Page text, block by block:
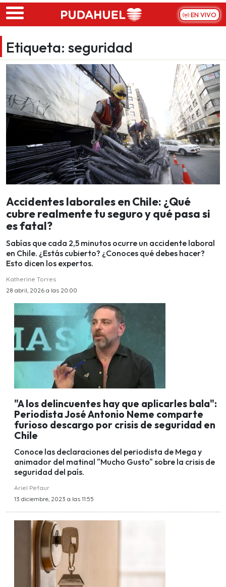
Skip to main content
EN VIVO
Etiqueta: seguridad
Accidentes laborales en Chile: ¿Qué
cubre realmente tu seguro y qué pasa si
es fatal?
Sabías que cada 2,5 minutos ocurre un accidente laboral
en Chile. ¿Estás cubierto? ¿Conoces qué debes hacer?
Esto dicen los expertos.
Katherine Torres
28 abril, 2026 a las 20:00
"A los delincuentes hay que aplicarles bala":
Periodista José Antonio Neme comparte
furioso descargo por crisis de seguridad en
Chile
Conoce las declaraciones del periodista de Mega y
animador del matinal "Mucho Gusto" sobre la crisis de
seguridad del país.
Ariel Pefaur
13 diciembre, 2023 a las 11:55